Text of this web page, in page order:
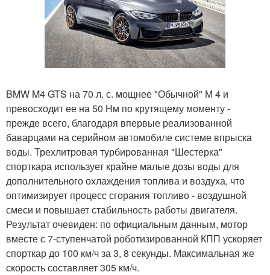
BMW M4 GTS на 70 л. с. мощнее "Обычной" М 4 и
превосходит ее на 50 Нм по крутящему моменту -
прежде всего, благодаря впервые реализованной
баварцами на серийном автомобиле системе впрыска
воды. Трехлитровая турбированная "Шестерка"
спорткара использует крайне малые дозы воды для
дополнительного охлаждения топлива и воздуха, что
оптимизирует процесс сгорания топливо - воздушной
смеси и повышает стабильность работы двигателя.
Результат очевиден: по официальным данным, мотор
вместе с 7-ступенчатой роботизированной КПП ускоряет
спорткар до 100 км/ч за 3, 8 секунды. Максимальная же
скорость составляет 305 км/ч.